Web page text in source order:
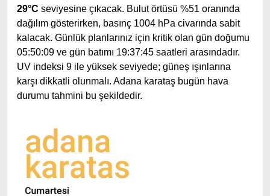
29°C seviyesine çıkacak. Bulut örtüsü %51 oranında
dağılım gösterirken, basınç 1004 hPa civarında sabit
kalacak. Günlük planlarınız için kritik olan gün doğumu
05:50:09 ve gün batımı 19:37:45 saatleri arasındadır.
UV indeksi 9 ile yüksek seviyede; güneş ışınlarına
karşı dikkatli olunmalı. Adana karataş bugün hava
durumu tahmini bu şekildedir.